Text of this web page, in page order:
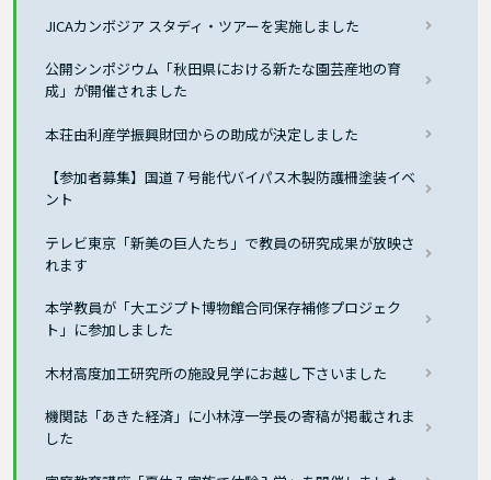
JICAカンボジア スタディ・ツアーを実施しました
公開シンポジウム「秋田県における新たな園芸産地の育
成」が開催されました
本荘由利産学振興財団からの助成が決定しました
【参加者募集】国道７号能代バイパス木製防護柵塗装イベ
ント
テレビ東京「新美の巨人たち」で教員の研究成果が放映さ
れます
本学教員が「大エジプト博物館合同保存補修プロジェク
ト」に参加しました
木材高度加工研究所の施設見学にお越し下さいました
機関誌「あきた経済」に小林淳一学長の寄稿が掲載されま
した